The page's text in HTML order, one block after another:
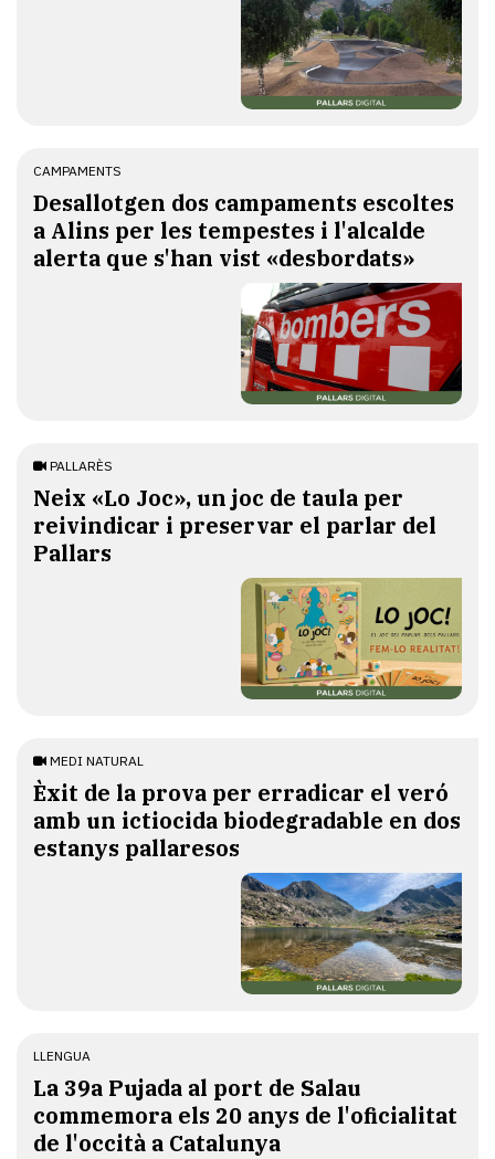
CAMPAMENTS
​Desallotgen dos campaments escoltes
a Alins per les tempestes i l'alcalde
alerta que s'han vist «desbordats»
PALLARÈS
​Neix «Lo Joc», un joc de taula per
reivindicar i preservar el parlar del
Pallars
MEDI NATURAL
Èxit de la prova per erradicar el veró
amb un ictiocida biodegradable en dos
estanys pallaresos
LLENGUA
​La 39a Pujada al port de Salau
commemora els 20 anys de l'oficialitat
de l'occità a Catalunya